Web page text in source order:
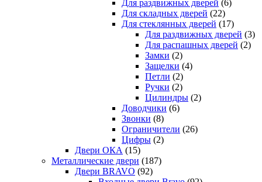
Для раздвижных дверей (6)
Для складных дверей (22)
Для стеклянных дверей (17)
Для раздвижных дверей (3)
Для распашных дверей (2)
Замки (2)
Защелки (4)
Петли (2)
Ручки (2)
Цилиндры (2)
Доводчики (6)
Звонки (8)
Ограничители (26)
Цифры (2)
Двери ОКА (15)
Металлические двери (187)
Двери BRAVO (92)